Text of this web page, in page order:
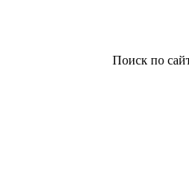
Поиск по